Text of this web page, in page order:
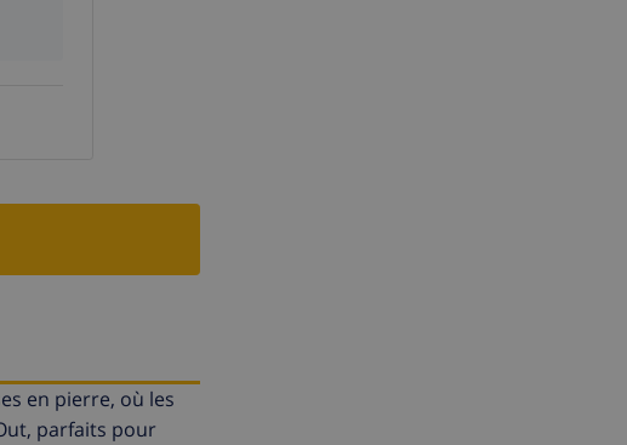
en pierre, où les
parfaits pour